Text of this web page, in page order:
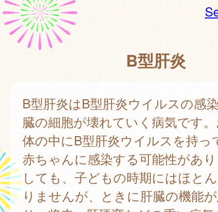
B型肝炎
B型肝炎はB型肝炎ウイルスの感
臓の細胞が壊れていく病気です
体の中にB型肝炎ウイルスを持っ
赤ちゃんに感染する可能性があ
しても、子どもの時期にはほと
りませんが、ときに肝臓の機能